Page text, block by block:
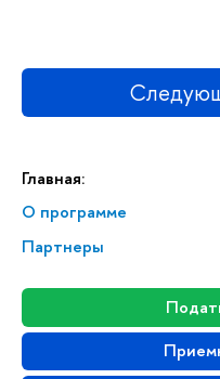
Главная:
О программе
Партнеры